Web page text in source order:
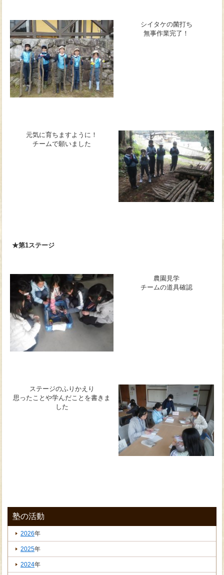
シイタケの菌打ち
無事作業完了！
元気に育ちますように！
チームで願いました
★第1ステージ
農園見学
チームの道具確認
ステージのふりかえり
思ったことや学んだことを書きま
した
塾の活動
2026年
2025年
2024年